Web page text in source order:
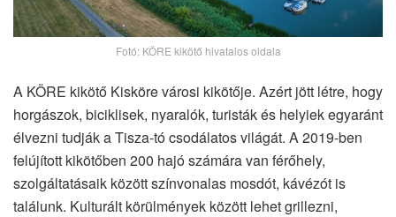
Fotó: KÖRE kikötő hivatalos oldala
A KÖRE kikötő Kisköre városi kikötője. Azért jött létre, hogy
horgászok, biciklisek, nyaralók, turisták és helyiek egyaránt
élvezni tudják a Tisza-tó csodálatos világát. A 2019-ben
felújított kikötőben 200 hajó számára van férőhely,
szolgáltatásaik között színvonalas mosdót, kávézót is
találunk. Kulturált körülmények között lehet grillezni,